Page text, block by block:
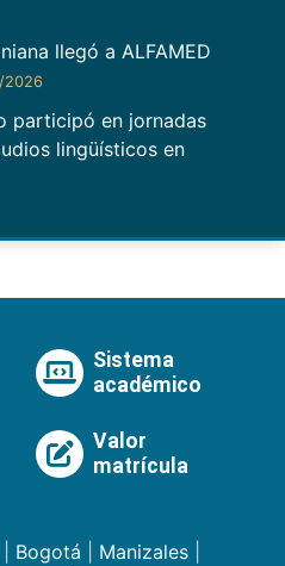
llegó a ALFAMED
2026
participó en jornadas
lingüísticos en
Sistema
académico
Valor
matrícula
Bogotá Manizales